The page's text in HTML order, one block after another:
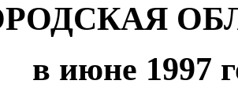
в июне 1997